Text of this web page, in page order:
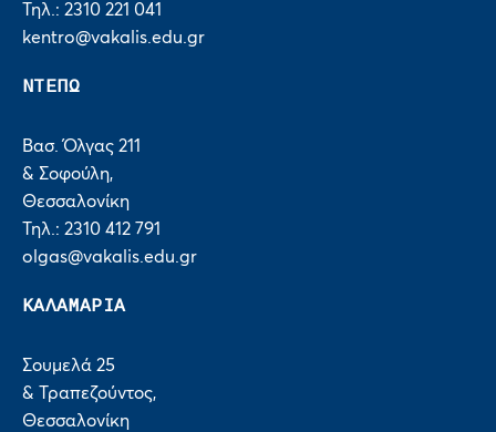
Τηλ.: 2310 221 041
kentro@vakalis.edu.gr
ΝΤΕΠΩ
Βασ. Όλγας 211
& Σοφούλη,
Θεσσαλονίκη
Τηλ.: 2310 412 791
olgas@vakalis.edu.gr
ΚΑΛΑΜΑΡΙΑ
Σουμελά 25
& Τραπεζούντος,
Θεσσαλονίκη